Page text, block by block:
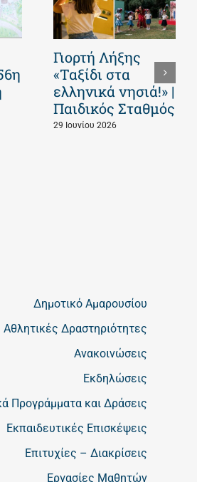
Γιορτή Λήξης
«Ταξίδι στα
ελληνικά νησιά!» |
Παιδικός Σταθμός
29 Ιουνίου 2026
Δημοτικό Αμαρουσίου
Αθλητικές Δραστηριότητες
Ανακοινώσεις
Εκδηλώσεις
Προγράμματα και Δράσεις
Εκπαιδευτικές Επισκέψεις
Επιτυχίες – Διακρίσεις
Εργασίες Μαθητών